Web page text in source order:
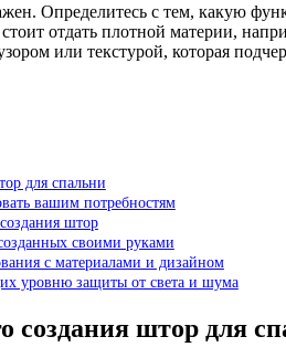
Определитесь с тем, какую
отдать плотной материи,
или текстурой, которая
для спальни
вашим потребностям
штор
своими руками
с материалами и дизайном
уровню защиты от света и шума
создания штор для